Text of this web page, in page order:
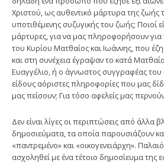
Χριστού, ως αυθεντικό μάρτυρα της ζωής
υποτιθέμενης συζυγικής του ζωής; Ποιοί
μάρτυρες, για να μας πληροφορήσουν για
του Κυρίου Ματθαίος και Ιωάννης, που
και στη συνέχεια έγραψαν το κατά
Ευαγγέλιο, ή ο άγνωστος συγγραφέας του
είδους αόριστες πληροφορίες που μας
μας πείσουν; Για τόσο αφελείς μας
Δεν είναι λίγες οι περιπτώσεις από άλλα
δημοσιεύματα, τα οποία παρουσιάζουν
«παντρεμένο» και «οικογενειάρχη».
ασχοληθεί με ένα τέτοιο δημοσίευμα της